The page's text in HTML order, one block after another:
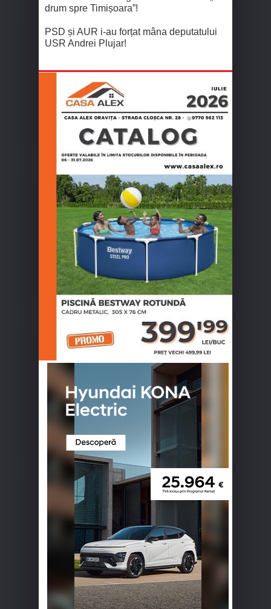
drum spre Timișoara”!
PSD și AUR i-au forțat mâna deputatului
USR Andrei Plujar!